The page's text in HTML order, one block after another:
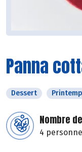
Panna
Dessert
Nombre
4